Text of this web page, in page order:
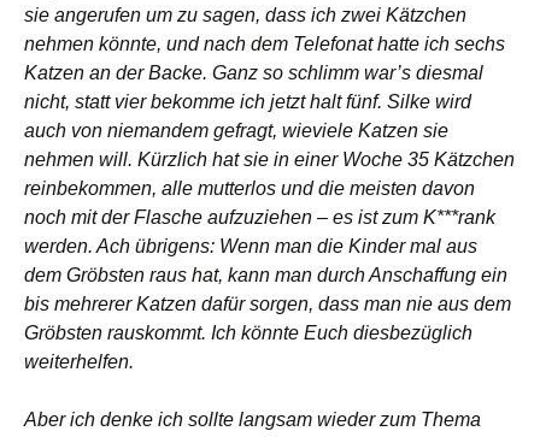
sie angerufen um zu sagen, dass ich zwei Kätzchen
nehmen könnte, und nach dem Telefonat hatte ich sechs
Katzen an der Backe. Ganz so schlimm war’s diesmal
nicht, statt vier bekomme ich jetzt halt fünf. Silke wird
auch von niemandem gefragt, wieviele Katzen sie
nehmen will. Kürzlich hat sie in einer Woche 35 Kätzchen
reinbekommen, alle mutterlos und die meisten davon
noch mit der Flasche aufzuziehen – es ist zum K***rank
werden. Ach übrigens: Wenn man die Kinder mal aus
dem Gröbsten raus hat, kann man durch Anschaffung ein
bis mehrerer Katzen dafür sorgen, dass man nie aus dem
Gröbsten rauskommt. Ich könnte Euch diesbezüglich
weiterhelfen.
Aber ich denke ich sollte langsam wieder zum Thema